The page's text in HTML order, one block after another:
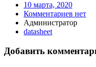
10 марта, 2020
Комментариев нет
Администратор
datasheet
Добавить